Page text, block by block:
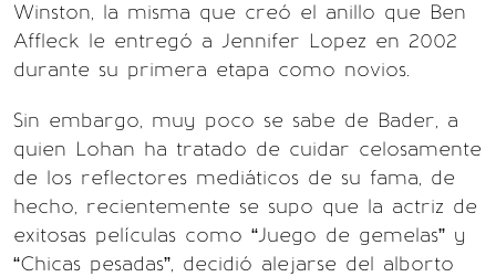
Winston, la misma que creó el anillo que Ben
Affleck le entregó a Jennifer Lopez en 2002
durante su primera etapa como novios.
Sin embargo, muy poco se sabe de Bader, a
quien Lohan ha tratado de cuidar celosamente
de los reflectores mediáticos de su fama, de
hecho, recientemente se supo que la actriz de
exitosas películas como “Juego de gemelas” y
“Chicas pesadas”, decidió alejarse del alborto